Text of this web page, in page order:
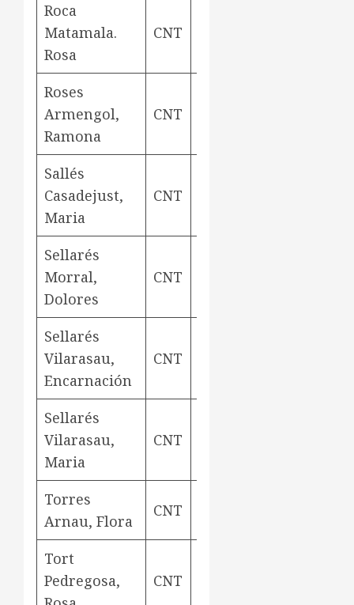
Roca
Matamala.
Rosa
CNT
Roses
Armengol,
Ramona
CNT
Sallés
Casadejust,
Maria
CNT
Sellarés
Morral,
Dolores
CNT
Sellarés
Vilarasau,
Encarnación
CNT
Sellarés
Vilarasau,
Maria
CNT
Torres
Arnau, Flora
CNT
Tort
Pedregosa,
CNT